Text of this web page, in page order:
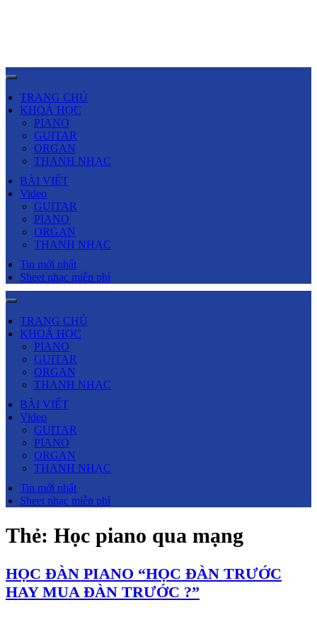
TRANG CHỦ
KHOÁ HỌC
PIANO
GUITAR
ORGAN
THANH NHẠC
BÀI VIẾT
Video
GUITAR
PIANO
ORGAN
THANH NHẠC
Tin mới nhất
Sheet nhạc miễn phí
TRANG CHỦ
KHOÁ HỌC
PIANO
GUITAR
ORGAN
THANH NHẠC
BÀI VIẾT
Video
GUITAR
PIANO
ORGAN
THANH NHẠC
Tin mới nhất
Sheet nhạc miễn phí
Thẻ: Học piano qua mạng
HỌC ĐÀN PIANO “HỌC ĐÀN TRƯỚC
HAY MUA ĐÀN TRƯỚC ?”